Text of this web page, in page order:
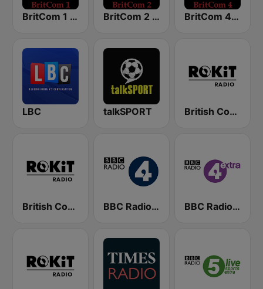
BritCom 1 - Pumpkin FM BritCom 2 - Pumpkin FM BritCom 4 - Pumpkin FM
LBC talkSPORT British Comedy 2 - ROKiT Radio Network
British Comedy 1 - ROKiT Radio Network BBC Radio 4 BBC Radio 4 Extra